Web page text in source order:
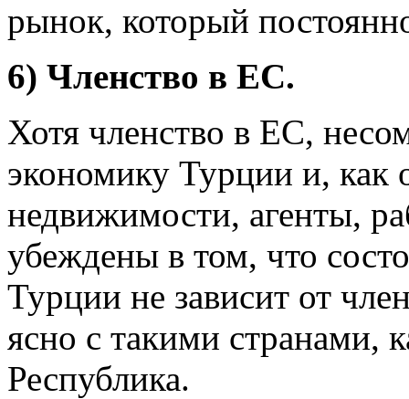
рынок, который
6) Членство в ЕС.
Хотя членство в ЕС,
экономику Турции и, как
недвижимости, агенты,
убеждены в том, что
Турции не зависит от
ясно с такими странами,
Республика.